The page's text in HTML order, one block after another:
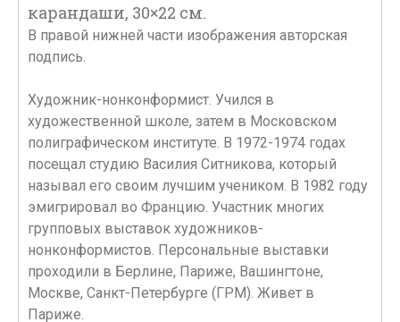
карандаши, 30×22 см.
В правой нижней части изображения авторская
подпись.
Художник-нонконформист. Учился в
художественной школе, затем в Московском
полиграфическом институте. В 1972-1974 годах
посещал студию Василия Ситникова, который
называл его своим лучшим учеником. В 1982 году
эмигрировал во Францию. Участник многих
групповых выставок художников-
нонконформистов. Персональные выставки
проходили в Берлине, Париже, Вашингтоне,
Москве, Санкт-Петербурге (ГРМ). Живет в
Париже.